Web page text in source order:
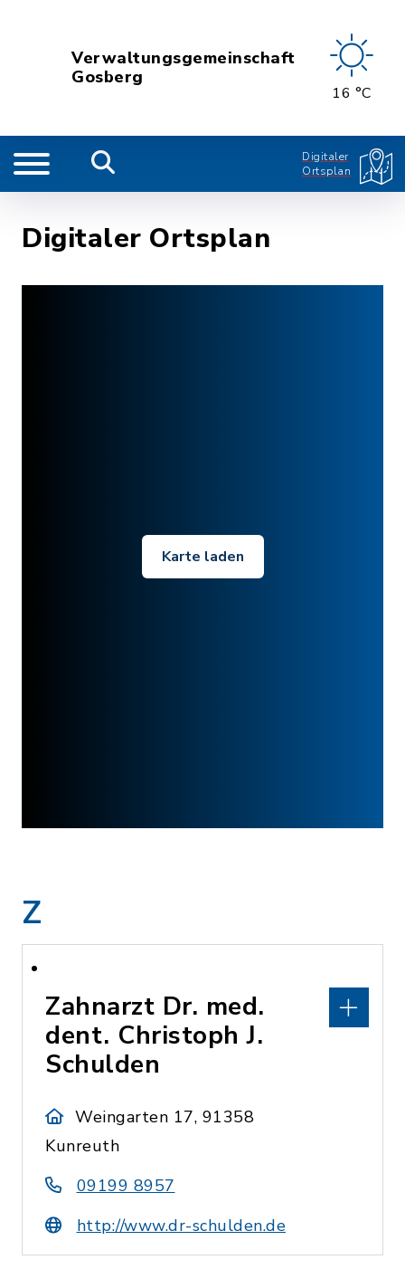
Verwaltungsgemeinschaft
Gosberg
16 °C
Digitaler
Ortsplan
Digitaler Ortsplan
Karte laden
Z
Zahnarzt Dr. med.
dent. Christoph J.
Schulden
Weingarten 17, 91358
Kunreuth
09199 8957
http://www.dr-schulden.de